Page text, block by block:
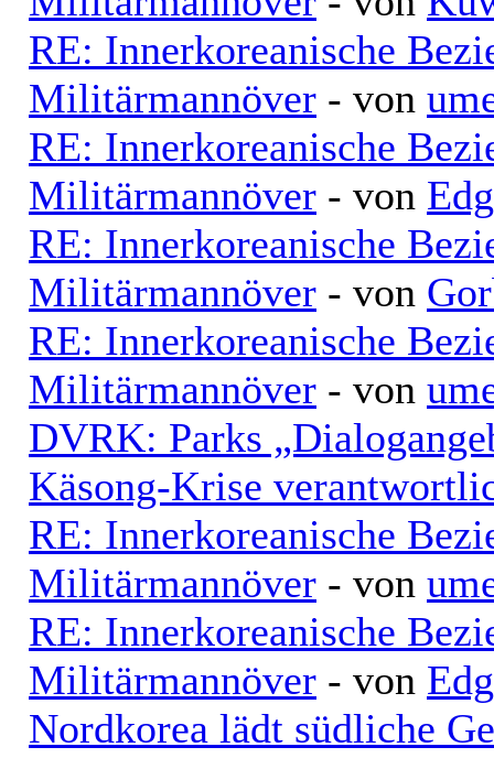
RE: Innerkoreanische
Militärmannöver - von
RE: Innerkoreanische
Militärmannöver - von
RE: Innerkoreanische
Militärmannöver - von
RE: Innerkoreanische
Militärmannöver - von
DVRK: Parks
Käsong-Krise
RE: Innerkoreanische
Militärmannöver - von
RE: Innerkoreanische
Militärmannöver - von
Nordkorea lädt südliche